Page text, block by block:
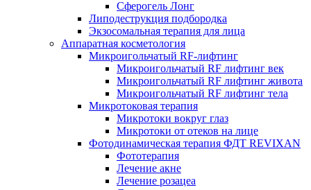
Сферогель Лонг
Липодеструкция подбородка
Экзосомальная терапия для лица
Аппаратная косметология
Микроигольчатый RF-лифтинг
Микроигольчатый RF лифтинг век
Микроигольчатый RF лифтинг живота
Микроигольчатый RF лифтинг тела
Микротоковая терапия
Микротоки вокруг глаз
Микротоки от отеков на лице
Фотодинамическая терапия ФДТ REVIXAN
Фототерапия
Лечение акне
Лечение розацеа